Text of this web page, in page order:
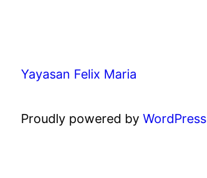
Yayasan Felix Maria
Proudly powered byWordPress